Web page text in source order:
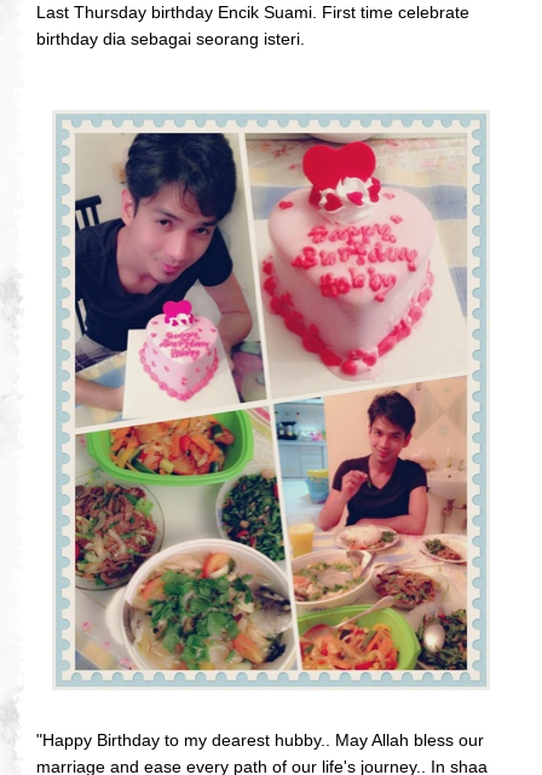
Last Thursday birthday Encik Suami. First time celebrate
birthday dia sebagai seorang isteri.
"Happy Birthday to my dearest hubby.. May Allah bless our
marriage and ease every path of our life's journey.. In shaa